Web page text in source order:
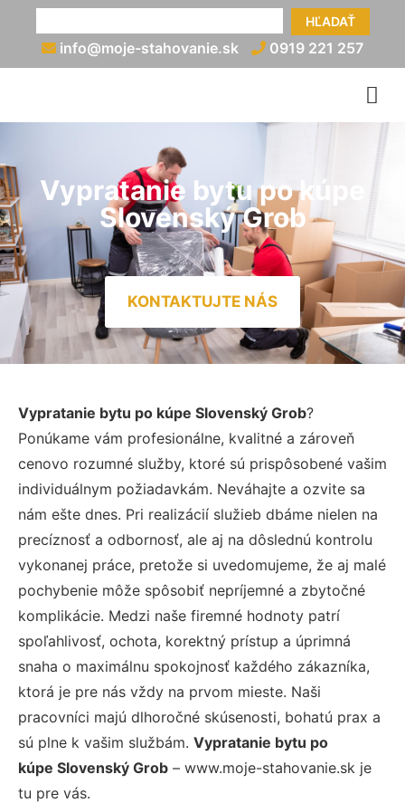
HĽADAŤ
info@moje-stahovanie.sk 0919 221 257
Vypratanie bytu po kúpe
Slovenský Grob
KONTAKTUJTE NÁS
Vypratanie bytu po kúpe Slovenský Grob?
Ponúkame vám profesionálne, kvalitné a zároveň
cenovo rozumné služby, ktoré sú prispôsobené vašim
individuálnym požiadavkám. Neváhajte a ozvite sa
nám ešte dnes. Pri realizácií služieb dbáme nielen na
precíznosť a odbornosť, ale aj na dôslednú kontrolu
vykonanej práce, pretože si uvedomujeme, že aj malé
pochybenie môže spôsobiť nepríjemné a zbytočné
komplikácie. Medzi naše firemné hodnoty patrí
spoľahlivosť, ochota, korektný prístup a úprimná
snaha o maximálnu spokojnosť každého zákazníka,
ktorá je pre nás vždy na prvom mieste. Naši
pracovníci majú dlhoročné skúsenosti, bohatú prax a
sú plne k vašim službám. Vypratanie bytu po
kúpe Slovenský Grob – www.moje-stahovanie.sk je
tu pre vás.